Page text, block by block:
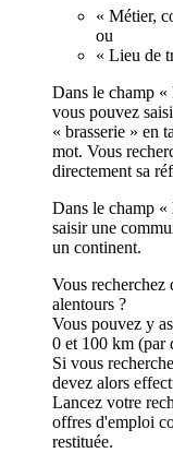
« Métier,
ou
« Lieu de
Dans le champ «
vous pouvez
« brasserie » en
mot. Vous
directement sa
Dans le champ
saisir une
un continent.
Vous recherchez
alentours ?
Vous pouvez y
0 et 100 km (par
Si vous
devez alors
Lancez votre
offres d'emploi
restituée.